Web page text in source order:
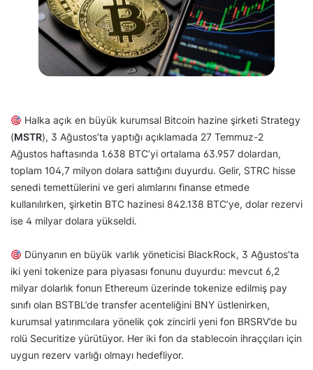
Halka açık en büyük kurumsal Bitcoin hazine şirketi Strategy
(MSTR), 3 Ağustos’ta yaptığı açıklamada 27 Temmuz-2
Ağustos haftasında 1.638 BTC’yi ortalama 63.957 dolardan,
toplam 104,7 milyon dolara sattığını duyurdu. Gelir, STRC hisse
senedi temettülerini ve geri alımlarını finanse etmede
kullanılırken, şirketin BTC hazinesi 842.138 BTC’ye, dolar rezervi
ise 4 milyar dolara yükseldi.
Dünyanın en büyük varlık yöneticisi BlackRock, 3 Ağustos’ta
iki yeni tokenize para piyasası fonunu duyurdu: mevcut 6,2
milyar dolarlık fonun Ethereum üzerinde tokenize edilmiş pay
sınıfı olan BSTBL’de transfer acenteliğini BNY üstlenirken,
kurumsal yatırımcılara yönelik çok zincirli yeni fon BRSRV’de bu
rolü Securitize yürütüyor. Her iki fon da stablecoin ihraççıları için
uygun rezerv varlığı olmayı hedefliyor.